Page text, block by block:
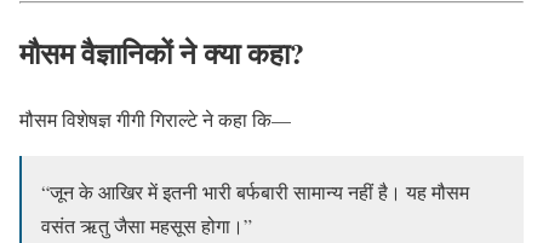
मौसम वैज्ञानिकों ने क्या कहा?
मौसम विशेषज्ञ गीगी गिराल्टे ने कहा कि—
“जून के आखिर में इतनी भारी बर्फबारी सामान्य नहीं है। यह मौसम
वसंत ऋतु जैसा महसूस होगा।”